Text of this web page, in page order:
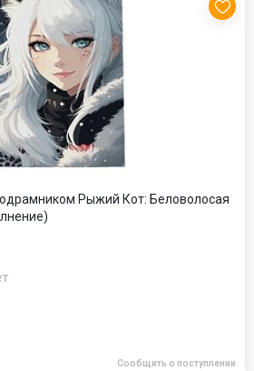
Рыжий Кот: Беловолосая
Сообщить о поступлении